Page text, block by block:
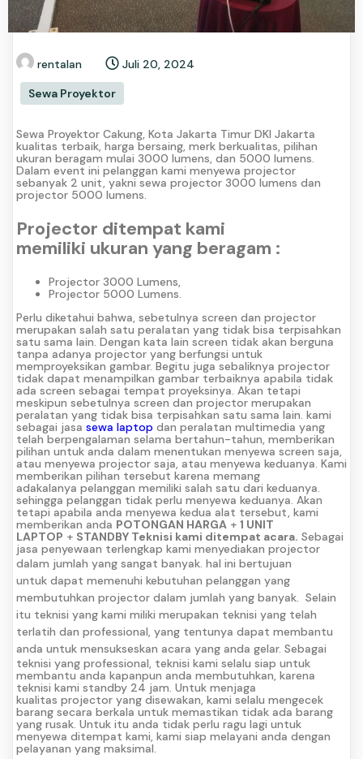
rentalan
Juli 20, 2024
Sewa Proyektor
Sewa Proyektor Cakung, Kota Jakarta Timur DKI Jakarta
kualitas terbaik, harga bersaing, merk berkualitas, pilihan
ukuran beragam mulai 3000 lumens, dan 5000 lumens.
Dalam event ini pelanggan kami menyewa projector
sebanyak 2 unit, yakni sewa projector 3000 lumens dan
projector 5000 lumens.
Projector ditempat kami
memiliki ukuran yang beragam :
Projector 3000 Lumens,
Projector 5000 Lumens.
Perlu diketahui bahwa, sebetulnya screen dan projector
merupakan salah satu peralatan yang tidak bisa terpisahkan
satu sama lain. Dengan kata lain screen tidak akan berguna
tanpa adanya projector yang berfungsi untuk
memproyeksikan gambar. Begitu juga sebaliknya projector
tidak dapat menampilkan gambar terbaiknya apabila tidak
ada screen sebagai tempat proyeksinya. Akan tetapi
meskipun sebetulnya screen dan projector merupakan
peralatan yang tidak bisa terpisahkan satu sama lain. kami
sebagai jasa sewa laptop dan peralatan multimedia yang
telah berpengalaman selama bertahun-tahun, memberikan
pilihan untuk anda dalam menentukan menyewa screen saja,
atau menyewa projector saja, atau menyewa keduanya. Kami
memberikan pilihan tersebut karena memang
adakalanya pelanggan memiliki salah satu dari keduanya.
sehingga pelanggan tidak perlu menyewa keduanya. Akan
tetapi apabila anda menyewa kedua alat tersebut, kami
memberikan anda POTONGAN HARGA + 1 UNIT
LAPTOP + STANDBY Teknisi kami ditempat acara. Sebagai
jasa penyewaan terlengkap kami menyediakan projector
dalam jumlah yang sangat banyak. hal ini bertujuan
untuk dapat memenuhi kebutuhan pelanggan yang
membutuhkan projector dalam jumlah yang banyak. Selain
itu teknisi yang kami miliki merupakan teknisi yang telah
terlatih dan professional, yang tentunya dapat membantu
anda untuk mensukseskan acara yang anda gelar. Sebagai
teknisi yang professional, teknisi kami selalu siap untuk
membantu anda kapanpun anda membutuhkan, karena
teknisi kami standby 24 jam. Untuk menjaga
kualitas projector yang disewakan, kami selalu mengecek
barang secara berkala untuk memastikan tidak ada barang
yang rusak. Untuk itu anda tidak perlu ragu lagi untuk
menyewa ditempat kami, kami siap melayani anda dengan
pelayanan yang maksimal.